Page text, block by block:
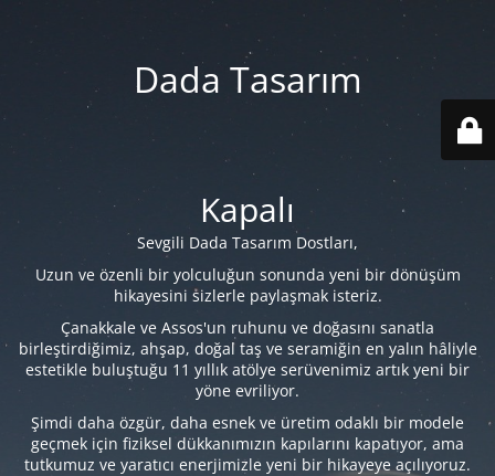
Dada Tasarım
Kapalı
Sevgili Dada Tasarım Dostları,
Uzun ve özenli bir yolculuğun sonunda yeni bir dönüşüm
hikayesini sizlerle paylaşmak isteriz.
Çanakkale ve Assos'un ruhunu ve doğasını sanatla
birleştirdiğimiz, ahşap, doğal taş ve seramiğin en yalın hâliyle
estetikle buluştuğu 11 yıllık atölye serüvenimiz artık yeni bir
yöne evriliyor.
Şimdi daha özgür, daha esnek ve üretim odaklı bir modele
geçmek için fiziksel dükkanımızın kapılarını kapatıyor, ama
tutkumuz ve yaratıcı enerjimizle yeni bir hikayeye açılıyoruz.